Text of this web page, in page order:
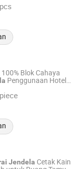
2013
Blok Cahaya
Penggunaan Hotel
2025
Jendela Cetak Kain